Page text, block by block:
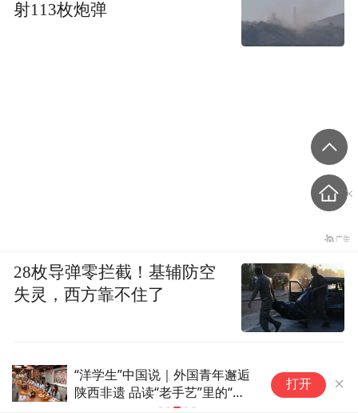
多国网红沉浸式体验非遗技艺 打开
射113枚炮弹
28枚导弹零拦截！基辅防空
失灵，西方靠不住了